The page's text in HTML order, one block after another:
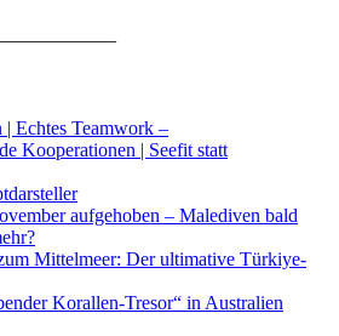
| Echtes Teamwork –
Kooperationen | Seefit statt
aufgehoben – Malediven bald
Mittelmeer: Der ultimative Türkiye-
Korallen-Tresor“ in Australien